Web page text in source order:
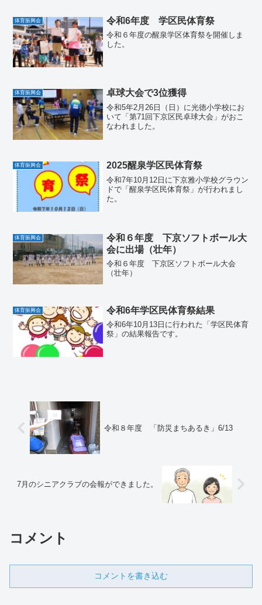
体育振興会 令和6年度 学区民体育祭
令和６年度の醒泉学区体育祭を開催しま
した。
体育振興会 卓球大会で3位獲得
令和5年2月26日（日）に光徳小学校にお
いて「第71回下京区民卓球大会」がおこ
なわれました。
体育振興会 2025醒泉学区民体育祭
令和7年10月12日に下京雅小学校グラウン
ドで「醒泉学区民体育祭」が行われまし
た。
体育振興会
令和６年度 下京ソフトボール大
会に出場（壮年）
令和６年度 下京区ソフトボール大会
（壮年）
体育振興会 令和6年学区民体育祭結果
令和6年10月13日に行われた「学区民体育
祭」の結果報告です。
令和８年度 「防災まちあるき」6/13
7月のシニアクラブの会報ができました。
コメント
コメントを書き込む